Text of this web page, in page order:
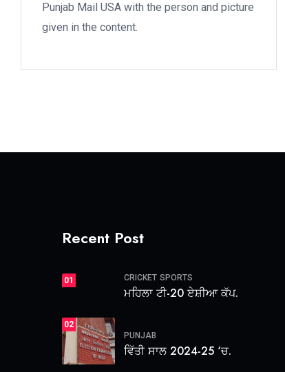
Punjab Mail USA with the person and picture
given in the content.
Recent Post
01 CRICKET SPORTS
ਮਹਿਲਾ ਟੀ-20 ਏਸ਼ੀਆ ਕੱਪ.
02
PUNJAB
ਵਿੱਤੀ ਸਾਲ 2024-25 ‘ਚ.